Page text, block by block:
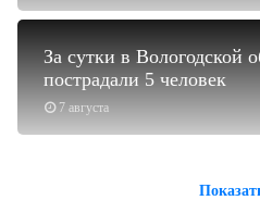
7 августа
За сутки в Вологодской
пострадали 5 человек